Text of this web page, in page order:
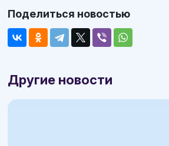
Поделиться новостью
Другие новости